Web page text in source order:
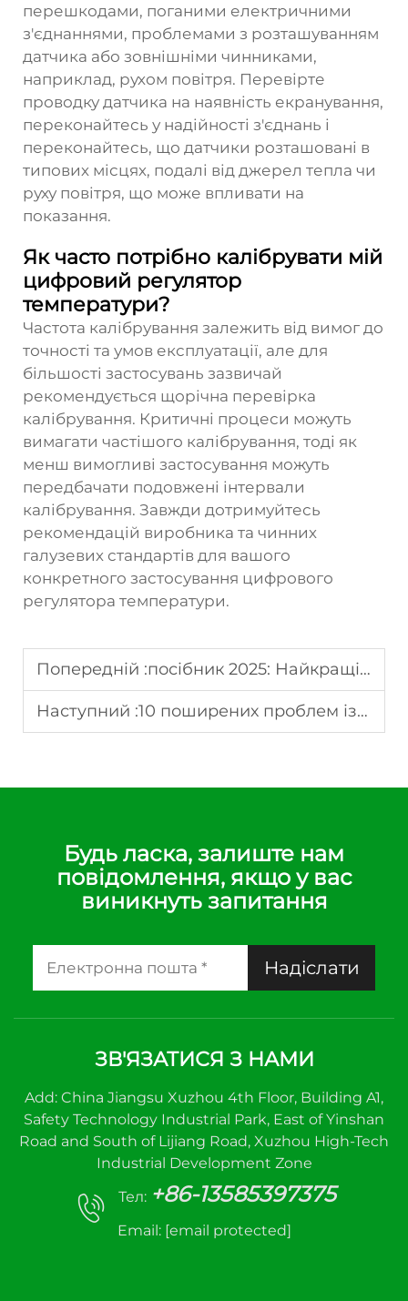
перешкодами, поганими електричними
з'єднаннями, проблемами з розташуванням
датчика або зовнішніми чинниками,
наприклад, рухом повітря. Перевірте
проводку датчика на наявність екранування,
переконайтесь у надійності з'єднань і
переконайтесь, що датчики розташовані в
типових місцях, подалі від джерел тепла чи
руху повітря, що може впливати на
показання.
Як часто потрібно калібрувати мій
цифровий регулятор
температури?
Частота калібрування залежить від вимог до
точності та умов експлуатації, але для
більшості застосувань зазвичай
рекомендується щорічна перевірка
калібрування. Критичні процеси можуть
вимагати частішого калібрування, тоді як
менш вимогливі застосування можуть
передбачати подовжені інтервали
калібрування. Завжди дотримуйтесь
рекомендацій виробника та чинних
галузевих стандартів для вашого
конкретного застосування цифрового
регулятора температури.
Попередній :посібник 2025: Найкращі функції цифрового регулятора температури
Наступний :10 поширених проблем із цифровими регуляторами температури та їхні рішення
Будь ласка, залиште нам
повідомлення, якщо у вас
виникнуть запитання
Надіслати
ЗВ'ЯЗАТИСЯ З НАМИ
Add: China Jiangsu Xuzhou 4th Floor, Building A1,
Safety Technology Industrial Park, East of Yinshan
Road and South of Lijiang Road, Xuzhou High-Tech
Industrial Development Zone
Тел: +86-13585397375
Email: [email protected]